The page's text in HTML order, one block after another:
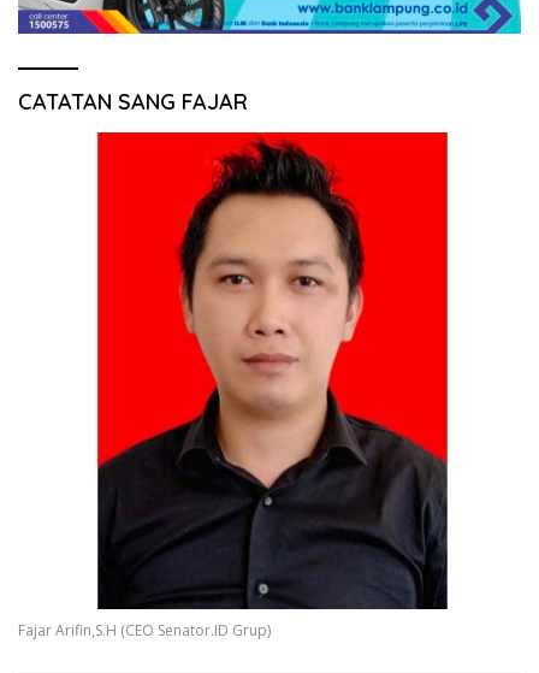
CATATAN SANG FAJAR
Fajar Arifin,S.H (CEO Senator.ID Grup)